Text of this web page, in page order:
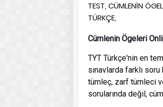
TEST, CÜMLENİN
TÜRKÇE,
Cümlenin Ögeleri
TYT Türkçe'nin en
sınavlarda farklı soru
tümleç, zarf tümleci
sorularında değil,